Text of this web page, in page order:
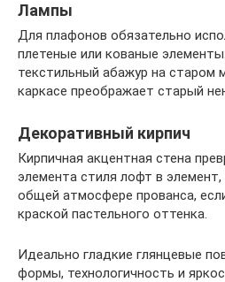
Лампы
Для плафонов обязательно
плетеные или кованые
текстильный абажур на старом
каркасе преображает старый
Декоративный кирпич
Кирпичная акцентная стена
элемента стиля лофт в
общей атмосфере прованса,
краской пастельного оттенка.
Идеально гладкие глянцевые
формы, технологичность и